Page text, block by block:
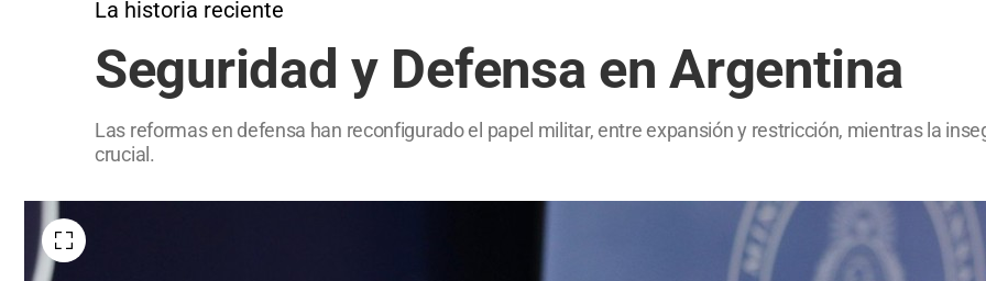
La historia reciente
Seguridad y Defensa en Argentina
Las reformas en defensa han reconfigurado el papel militar, entre expansión y restricción, mientras la
crucial.